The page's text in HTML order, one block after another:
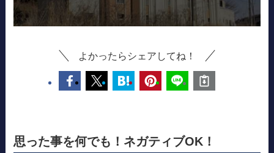
よかったらシェアしてね！
思った事を何でも！ネガティブOK！